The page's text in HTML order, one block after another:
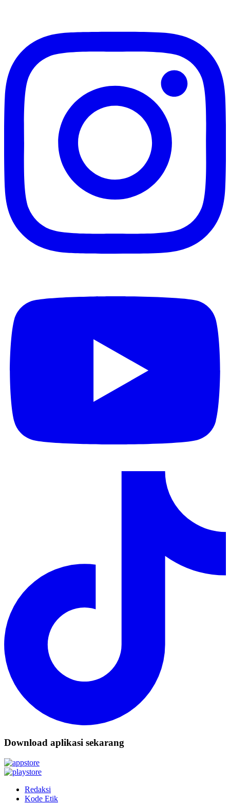
Download aplikasi sekarang
Redaksi
Kode Etik